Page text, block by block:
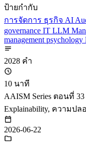
ป้ายกำกับ
การจัดการ ธุรกิจ AI
governance IT LLM
management psychology
2028 คำ
10 นาที
AAISM Series ตอนที่
Explainability, ความปล
2026-06-22